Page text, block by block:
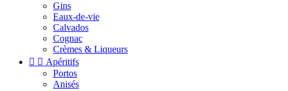
Gins
Eaux-de-vie
Calvados
Cognac
Crèmes & Liqueurs
  Apéritifs
Portos
Anisés